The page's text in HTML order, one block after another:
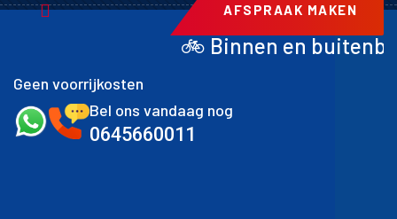
AFSPRAAK MAKEN
🚲 Binnen en buitenband achter
Geen voorrijkosten
Bel ons vandaag nog
0645660011